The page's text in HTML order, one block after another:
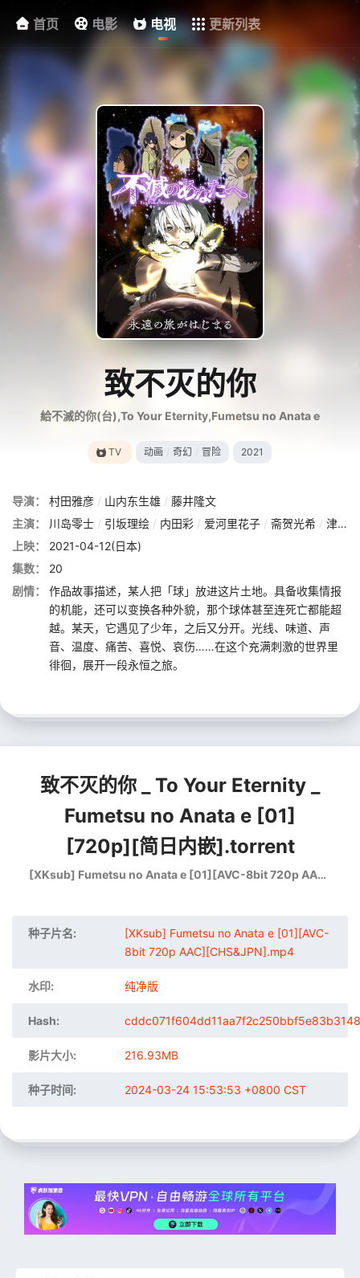
首页 电影 电视 更新列表
致不灭的你
給不滅的你(台),To Your Eternity,Fumetsu no Anata e
TV 动画 奇幻 冒险 2021
导演： 村田雅彦 / 山内东生雄 / 藤井隆文
主演：
川岛零士 / 引坂理绘 / 内田彩 / 爱河里花子 / 斋贺光希 / 津田健次郎
上映：
2021-04-12(日本)
集数：
20
剧情：
作品故事描述，某人把「球」放进这片土地。具备收集情报
的机能，还可以变换各种外貌，那个球体甚至连死亡都能超
越。某天，它遇见了少年，之后又分开。光线、味道、声
音、温度、痛苦、喜悦、哀伤……在这个充满刺激的世界里
徘徊，展开一段永恒之旅。
致不灭的你 _ To Your Eternity _
Fumetsu no Anata e [01]
[720p][简日内嵌].torrent
[XKsub] Fumetsu no Anata e [01][AVC-8bit 720p AAC][CHS&JPN].mp4
种子片名:
[XKsub] Fumetsu no Anata e [01][AVC-
8bit 720p AAC][CHS&JPN].mp4
水印: 纯净版
Hash:
影片大小: 216.93MB
种子时间: 2024-03-24 15:53:53 +0800 CST